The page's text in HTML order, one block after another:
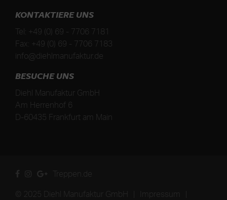
KONTAKTIERE UNS
Tel: +49 (0) 69 - 7706 7181
Fax: +49 (0) 69 - 7706 7183
info@diehlmanufaktur.de
BESUCHE UNS
Diehl Manufaktur GmbH
Am Herrenhof 6
D-60435 Frankfurt am Main
Treppen.de
© 2025 Diehl Manufaktur GmbH
Impressum